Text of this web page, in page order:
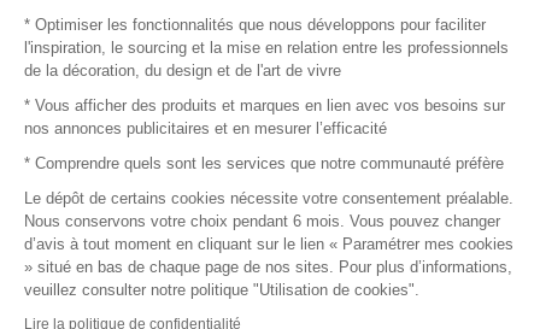
Recrutement
Mentions légales
Conditions commerciales
* Optimiser les fonctionnalités que nous développons pour faciliter
l'inspiration, le sourcing et la mise en relation entre les professionnels
de la décoration, du design et de l'art de vivre
* Vous afficher des produits et marques en lien avec vos besoins sur
nos annonces publicitaires et en mesurer l’efficacité
* Comprendre quels sont les services que notre communauté préfère
Le dépôt de certains cookies nécessite votre consentement préalable.
Nous conservons votre choix pendant 6 mois. Vous pouvez changer
d’avis à tout moment en cliquant sur le lien « Paramétrer mes cookies
» situé en bas de chaque page de nos sites. Pour plus d’informations,
veuillez consulter notre politique "Utilisation de cookies".
Lire la politique de confidentialité